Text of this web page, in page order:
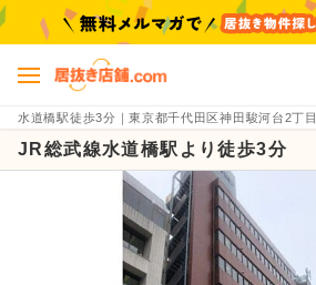
水道橋駅徒歩3分｜東京都千代田区神田駿河台2丁
JR総武線水道橋駅より徒歩3分